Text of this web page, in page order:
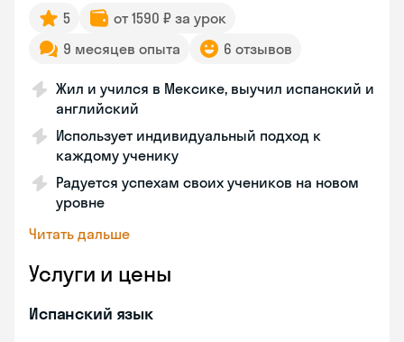
5
от 1590 ₽ за урок
9 месяцев опыта
6 отзывов
Жил и учился в Мексике, выучил испанский и
английский
Использует индивидуальный подход к
каждому ученику
Радуется успехам своих учеников на новом
уровне
Читать дальше
Услуги и цены
Испанский язык